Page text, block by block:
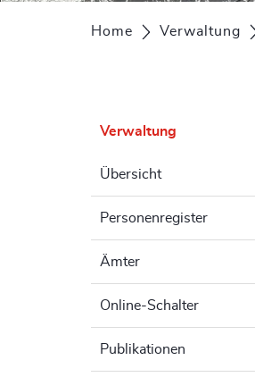
Home Verwaltung
Verwaltung
Übersicht
Personenregister
Ämter
Online-Schalter
Publikationen